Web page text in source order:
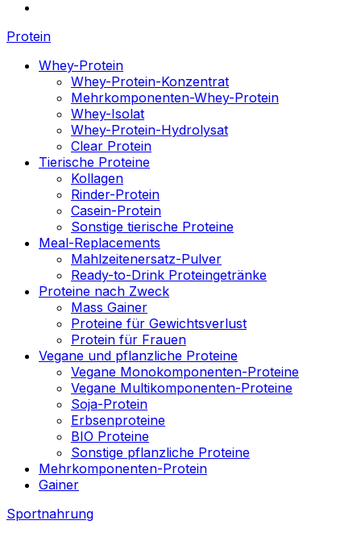
Protein
Whey-Protein
Whey-Protein-Konzentrat
Mehrkomponenten-Whey-Protein
Whey-Isolat
Whey-Protein-Hydrolysat
Clear Protein
Tierische Proteine
Kollagen
Rinder-Protein
Casein-Protein
Sonstige tierische Proteine
Meal-Replacements
Mahlzeitenersatz-Pulver
Ready-to-Drink Proteingetränke
Proteine nach Zweck
Mass Gainer
Proteine für Gewichtsverlust
Protein für Frauen
Vegane und pflanzliche Proteine
Vegane Monokomponenten-Proteine
Vegane Multikomponenten-Proteine
Soja-Protein
Erbsenproteine
BIO Proteine
Sonstige pflanzliche Proteine
Mehrkomponenten-Protein
Gainer
Sportnahrung